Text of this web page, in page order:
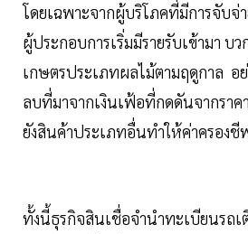
โดยเฉพาะจากผู้บริโภคที่มีการจับ
ผู้ประกอบการเริ่มมีรายรับเข้ามา บ
เกษตรประเภทผลไม้ตามฤดูกาล อ
ลบที่มาจากเงินเฟ้อที่กดดันจากรา
ยังสินค้าประเภทอื่นทำให้ค่าครอง
ทั้งนี้ธุรกิจสินเชื่อจำนำทะเบียนรถเ